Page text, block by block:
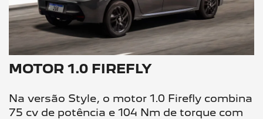
MOTOR 1.0 FIREFLY
Na versão Style, o motor 1.0 Firefly combina
75 cv de potência e 104 Nm de torque com